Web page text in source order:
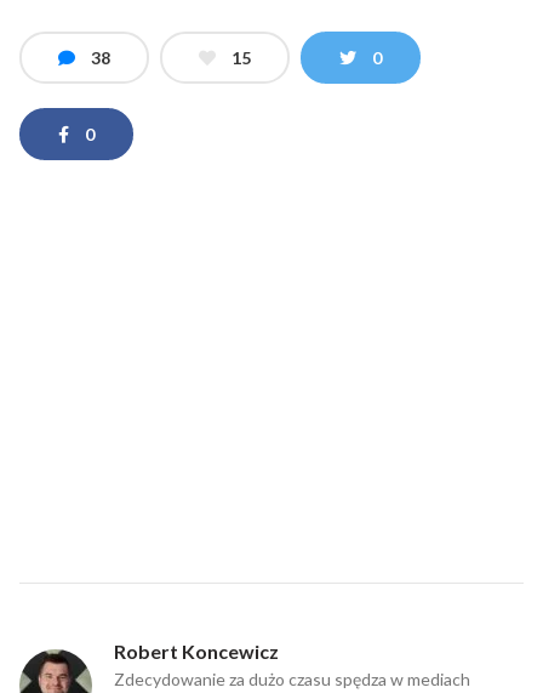
38 15 0
0
Robert Koncewicz
Zdecydowanie za dużo czasu spędza w mediach